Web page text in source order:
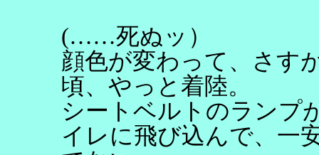
(……死ぬッ）
顔色が変わって、さす
頃、やっと着陸。
シートベルトのランプ
イレに飛び込んで、一